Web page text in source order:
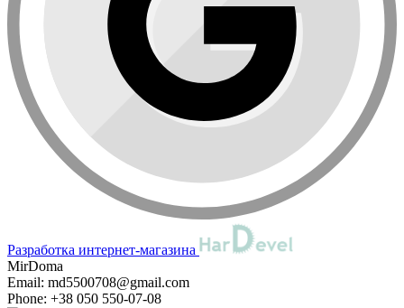
Разработка интернет-магазина
MirDoma
Email: md5500708@gmail.com
Phone: +38 050 550-07-08